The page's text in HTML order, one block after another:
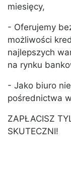
miesięcy,
- Oferujemy
możliwości
najlepszych
na rynku
- Jako biuro
pośrednictwa
ZAPŁACISZ
SKUTECZNI!